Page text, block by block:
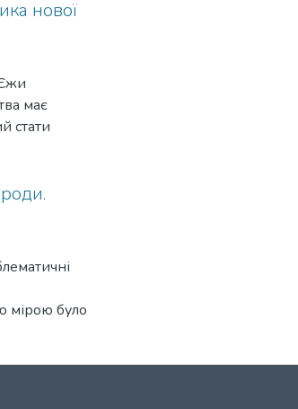
нової
має
стати
мірою було